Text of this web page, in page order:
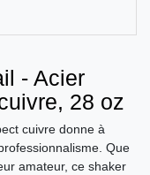
- Acier
28 oz
cuivre donne à
Que
amateur, ce shaker